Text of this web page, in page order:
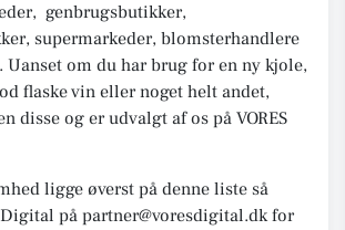
genbrugsbutikker,
supermarkeder, blomsterhandlere
Uanset om du har brug for en ny kjole,
flaske vin eller noget helt andet,
disse og er udvalgt af os på VORES
ligge øverst på denne liste så
Digital på partner@voresdigital.dk for